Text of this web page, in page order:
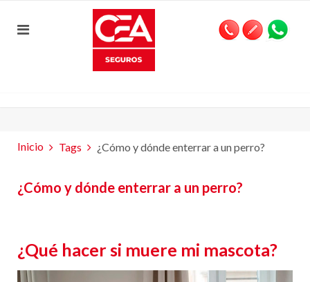
Inicio Tags ¿Cómo y dónde enterrar a un perro?
¿Cómo y dónde enterrar a un perro?
¿Qué hacer si muere mi mascota?